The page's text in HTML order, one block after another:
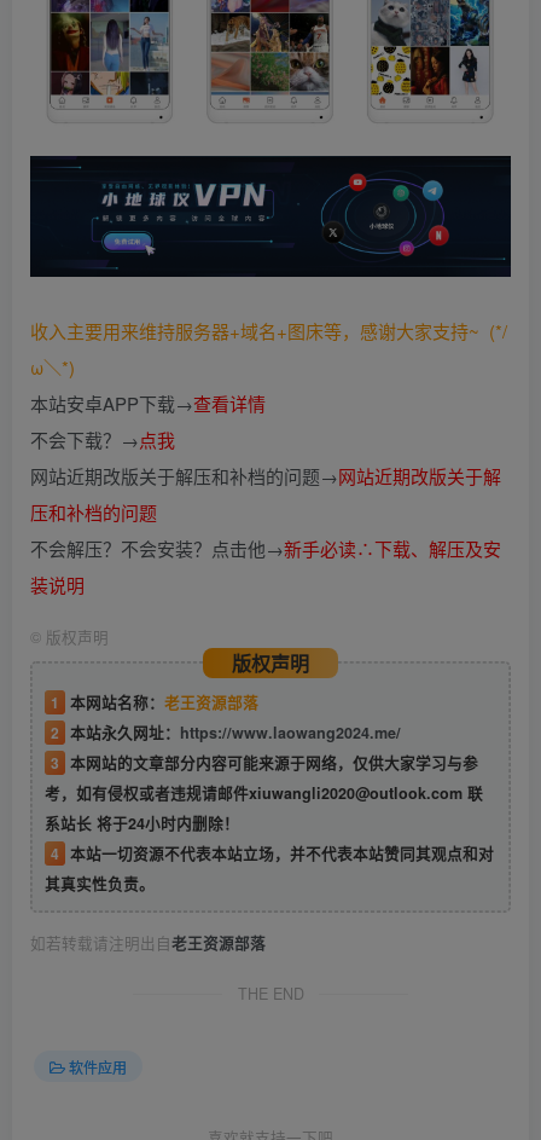
收入主要用来维持服务器+域名+图床等，感谢大家支持~ (*/
ω＼*)
本站安卓APP下载→查看详情
不会下载？→点我
网站近期改版关于解压和补档的问题→网站近期改版关于解
压和补档的问题
不会解压？不会安装？点击他→新手必读∴下载、解压及安
装说明
© 版权声明
版权声明
1 本网站名称： 老王资源部落
2 本站永久网址： https://www.laowang2024.me/
3 本网站的文章部分内容可能来源于网络，仅供大家学习与参
考，如有侵权或者违规请邮件xiuwangli2020@outlook.com 联
系站长 将于24小时内删除！
4 本站一切资源不代表本站立场，并不代表本站赞同其观点和对
其真实性负责。
如若转载请注明出自老王资源部落
THE END
软件应用